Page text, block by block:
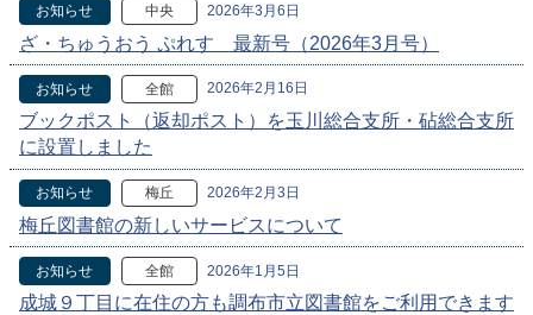
お知らせ 中央 2026年3月6日
ざ・ちゅうおう ぷれす 最新号（2026年3月号）
お知らせ 全館 2026年2月16日
ブックポスト（返却ポスト）を玉川総合支所・砧総合支所
に設置しました
お知らせ 梅丘 2026年2月3日
梅丘図書館の新しいサービスについて
お知らせ 全館 2026年1月5日
成城９丁目に在住の方も調布市立図書館をご利用できます